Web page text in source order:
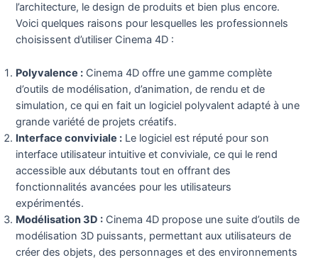
l’architecture, le design de produits et bien plus encore.
Voici quelques raisons pour lesquelles les professionnels
choisissent d’utiliser Cinema 4D :
Polyvalence : Cinema 4D offre une gamme complète
d’outils de modélisation, d’animation, de rendu et de
simulation, ce qui en fait un logiciel polyvalent adapté à une
grande variété de projets créatifs.
Interface conviviale : Le logiciel est réputé pour son
interface utilisateur intuitive et conviviale, ce qui le rend
accessible aux débutants tout en offrant des
fonctionnalités avancées pour les utilisateurs
expérimentés.
Modélisation 3D : Cinema 4D propose une suite d’outils de
modélisation 3D puissants, permettant aux utilisateurs de
créer des objets, des personnages et des environnements